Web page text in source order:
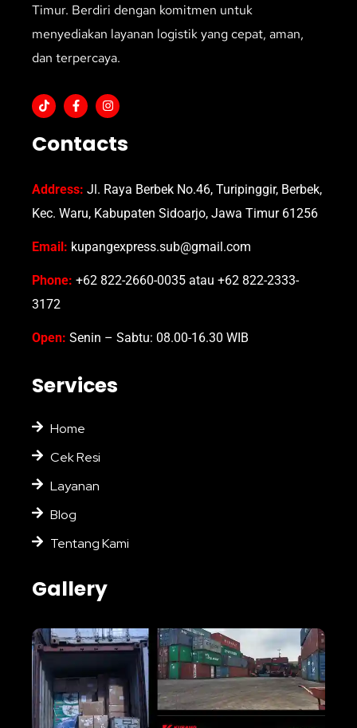
Timur. Berdiri dengan komitmen untuk
menyediakan layanan logistik yang cepat, aman,
dan terpercaya.
Contacts
Address: Jl. Raya Berbek No.46, Turipinggir, Berbek,
Kec. Waru, Kabupaten Sidoarjo, Jawa Timur 61256
Email: kupangexpress.sub@gmail.com
Phone: +62 822-2660-0035 atau +62 822-2333-
3172
Open: Senin – Sabtu: 08.00-16.30 WIB
Services
Home
Cek Resi
Layanan
Blog
Tentang Kami
Gallery